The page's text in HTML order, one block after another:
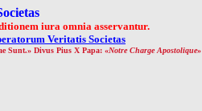
iura omnia asservantur.
Veritatis Societas
Sunt.» Divus Pius X Papa: «Notre Charge Apostolique»